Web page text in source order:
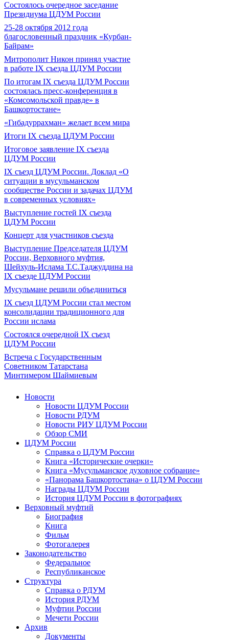
Состоялось очередное заседание
Президиума ЦДУМ России
25-28 октября 2012 года
благословенный праздник «Курбан-
Байрам»
Митрополит Никон принял участие
в работе IX съезда ЦДУМ России
По итогам IX съезда ЦДУМ России
состоялась пресс-конференция в
«Комсомольской правде» в
Башкортостане»
«Гибадуррахман» желает всем мира
Итоги IX cъезда ЦДУМ России
Итоговое заявление IX съезда
ЦДУМ России
IX съезд ЦДУМ России. Доклад «О
ситуации в мусульманском
сообществе России и задачах ЦДУМ
в современных условиях»
Выступление гостей IX съезда
ЦДУМ России
Концерт для участников съезда
Выступление Председателя ЦДУМ
России, Верховного муфтия,
Шейхуль-Ислама Т.С.Таджуддина на
IX съезде ЦДУМ России
Мусульмане решили объединиться
IX съезд ЦДУМ России стал местом
консолидации традиционного для
России ислама
Состоялся очередной IX съезд
ЦДУМ России
Встреча с Государственным
Советником Татарстана
Минтимером Шаймиевым
Новости
Новости ЦДУМ России
Новости РДУМ
Новости РИУ ЦДУМ России
Обзор СМИ
ЦДУМ России
Справка о ЦДУМ России
Книга «Исторические очерки»
Книга «Мусульманское духовное собрание»
«Панорама Башкортостана» о ЦДУМ России
Награды ЦДУМ России
История ЦДУМ России в фотографиях
Верховный муфтий
Биография
Книга
Фильм
Фотогалерея
Законодательство
Федеральное
Республиканское
Структура
Справка о РДУМ
История РДУМ
Муфтии России
Мечети России
Архив
Документы